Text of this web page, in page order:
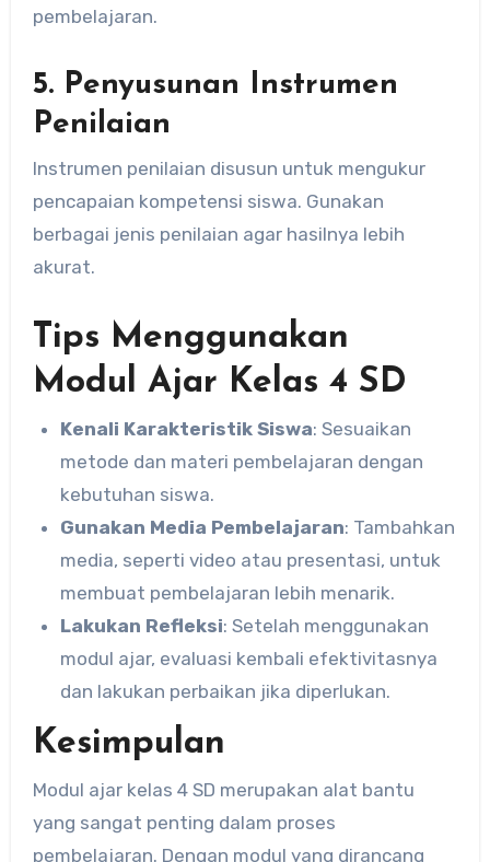
pembelajaran.
5. Penyusunan Instrumen
Penilaian
Instrumen penilaian disusun untuk mengukur
pencapaian kompetensi siswa. Gunakan
berbagai jenis penilaian agar hasilnya lebih
akurat.
Tips Menggunakan
Modul Ajar Kelas 4 SD
Kenali Karakteristik Siswa: Sesuaikan
metode dan materi pembelajaran dengan
kebutuhan siswa.
Gunakan Media Pembelajaran: Tambahkan
media, seperti video atau presentasi, untuk
membuat pembelajaran lebih menarik.
Lakukan Refleksi: Setelah menggunakan
modul ajar, evaluasi kembali efektivitasnya
dan lakukan perbaikan jika diperlukan.
Kesimpulan
Modul ajar kelas 4 SD merupakan alat bantu
yang sangat penting dalam proses
pembelajaran. Dengan modul yang dirancang